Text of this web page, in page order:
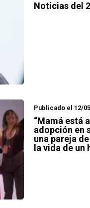
Noticias del
Publicado el 12/
“Mamá está
adopción en
una pareja
la vida de un